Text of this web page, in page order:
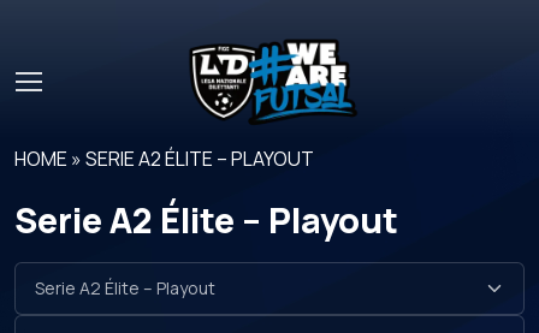
HOME »SERIE A2 ÉLITE – PLAYOUT
Serie A2 Élite – Playout